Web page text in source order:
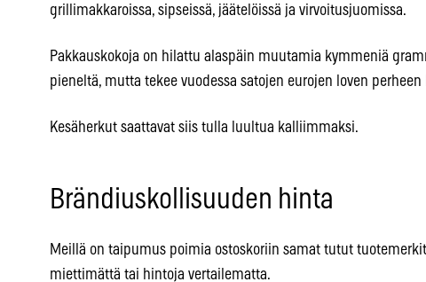
grillimakkaroissa, sipseissä, jäätelöissä ja virvoitusjuomissa.
Pakkauskokoja on hilattu alaspäin muutamia kymmeniä
pieneltä, mutta tekee vuodessa satojen eurojen loven
Kesäherkut saattavat siis tulla luultua kalliimmaksi.
Brändiuskollisuuden hinta
Meillä on taipumus poimia ostoskoriin samat tutut
miettimättä tai hintoja vertailematta.